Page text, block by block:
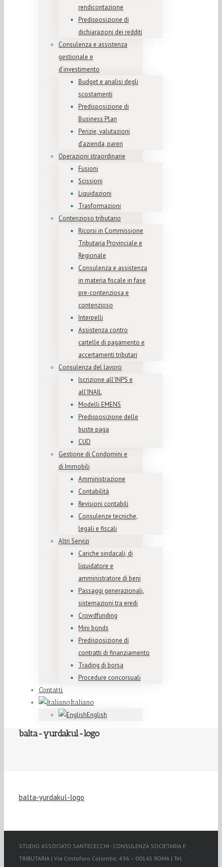
rendicontazione
Predisposizione di
dichiarazioni dei redditi
Consulenza e assistenza
gestionale e
d’investimento
Budget e analisi degli
scostamenti
Predisposizione di
Business Plan
Perizie, valutazioni
d’azienda, pareri
Operazioni straordinarie
Fusioni
Scissioni
Liquidazioni
Trasformazioni
Contenzioso tributario
Ricorsi in Commissione
Tributaria Provinciale e
Regionale
Consulenza e assistenza
in materia fiscale in fase
pre-contenziosa e
contenzioso
Interpelli
Assistenza contro
cartelle di pagamento e
accertamenti tributari
Consulenza del lavoro
Iscrizione all’INPS e
all’INAIL
Modelli EMENS
Predisposizione delle
buste paga
CUD
Gestione di Condomini e
di Immobili
Amministrazione
Contabilità
Revisioni contabili
Consulenze tecniche,
legali e fiscali
Altri Servizi
Cariche sindacali, di
liquidatore e
amministratore di beni
Passaggi generazionali,
sistemazioni tra eredi
Crowdfunding
Mini bonds
Predisposizione di
contratti di finanziamento
Trading di borsa
Procedure concorsuali
Contatti
Italiano
English
balta-yurdakul-logo
balta-yurdakul-logo
STUDIO ASSOCIATO SANTECECCHI - CONSULENZA SOCIETARIA E
TRIBUTARIA | Via Cristoforo Colombo, 436 – 00145 ROMA | Tel.